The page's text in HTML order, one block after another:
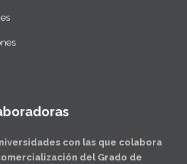
con las que colabora
del Grado de